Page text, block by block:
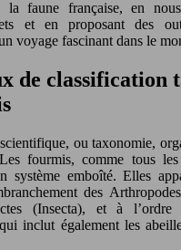
la faune française, en
et en proposant des
voyage fascinant dans le
de classification
ou taxonomie,
fourmis, comme tous
système emboîté. Elles
des
(Insecta), et à l’ordre
inclut également les